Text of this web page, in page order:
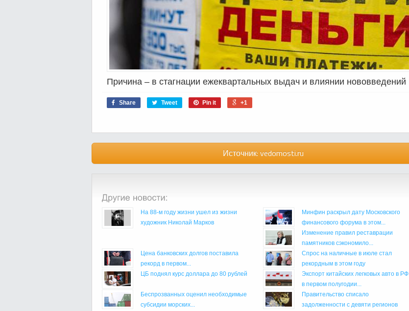
Причина – в стагнации ежеквартальных выдач и влиянии нововведений
Share Tweet Pin it +1
Источник: vedomosti.ru
На 88-м году жизни ушел из жизни
художник Николай Марков
Минфин раскрыл дату Московского
финансового форума в этом...
Изменение правил реставрации
памятников сэкономило...
Цена банковских долгов поставила
рекорд в первом...
Спрос на наличные в июле стал
рекордным в этом году
ЦБ поднял курс доллара до 80 рублей
Экспорт китайских легковых авто в РФ
в первом полугодии...
Беспрозванных оценил необходимые
субсидии морских...
Правительство списало
задолженности с девяти регионов